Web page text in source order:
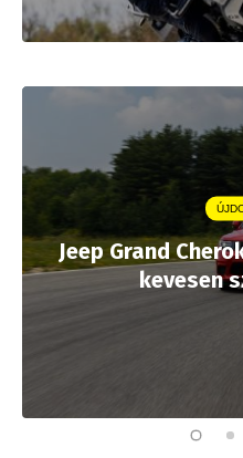
Jeep Grand
kevesen